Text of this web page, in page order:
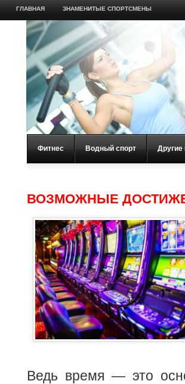
ГЛАВНАЯ ЗНАМЕНИТЫЕ СПОРТСМЕНЫ
Фитнес Водный спорт Другие
ВОЗМОЖНЫЕ
Ведь время — это